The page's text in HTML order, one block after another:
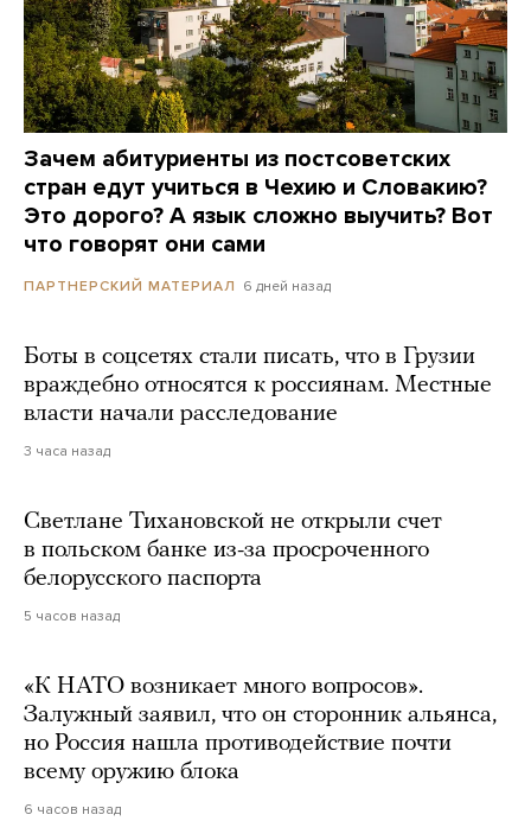
Зачем абитуриенты из постсоветских
стран едут учиться в Чехию и Словакию?
Это дорого? А язык сложно выучить? Вот
что говорят они сами
ПАРТНЕРСКИЙ МАТЕРИАЛ 6 дней назад
Боты в соцсетях стали писать, что в Грузии
враждебно относятся к россиянам. Местные
власти начали расследование
3 часа назад
Светлане Тихановской не открыли счет
в польском банке из-за просроченного
белорусского паспорта
5 часов назад
«К НАТО возникает много вопросов».
Залужный заявил, что он сторонник альянса,
но Россия нашла противодействие почти
всему оружию блока
6 часов назад